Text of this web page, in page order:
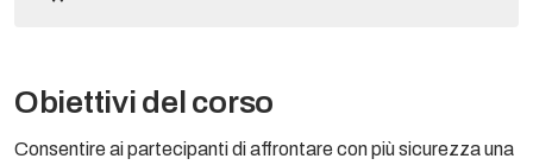
Obiettivi del corso
Consentire ai partecipanti di affrontare con più sicurezza una